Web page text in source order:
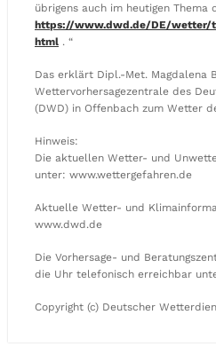
übrigens auch im heutigen Thema
https://www.dwd.de/DE/wetter/
html . “
Das erklärt Dipl.-Met. Magdalena
Wettervorhersagezentrale des
(DWD) in Offenbach zum Wetter
Hinweis:
Die aktuellen Wetter- und
unter: www.wettergefahren.de
Aktuelle Wetter- und
www.dwd.de
Die Vorhersage- und
die Uhr telefonisch erreichbar
Copyright (c) Deutscher